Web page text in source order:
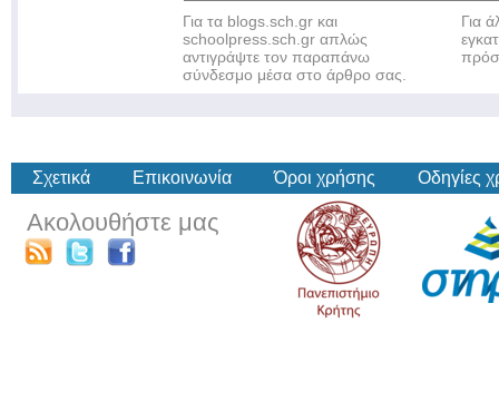
Για τα blogs.sch.gr και
schoolpress.sch.gr απλώς
αντιγράψτε τον παραπάνω
σύνδεσμο μέσα στο άρθρο σας.
Για
Σχετικά Επικοινωνία Όροι χρήσης Οδηγίες
Ακολουθήστε μας